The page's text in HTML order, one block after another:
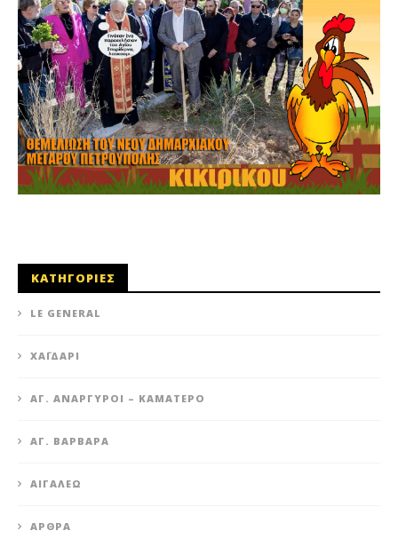
ΚΑΤΗΓΟΡΙΕΣ
LE GENERAL
XΑΪΔΆΡΙ
ΆΓ. ΑΝΆΡΓΥΡΟΙ – KΑΜΑΤΕΡΌ
ΑΓ. ΒΑΡΒΆΡΑ
ΑΙΓΆΛΕΩ
ΆΡΘΡΑ